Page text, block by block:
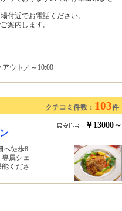
付近でお電話ください。
案内します。
ウト／～10:00
クチコミ件数： 103件
￥13000～
へ徒歩8
属シェ
くださ